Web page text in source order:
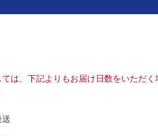
は、下記よりもお届け日数をいただく